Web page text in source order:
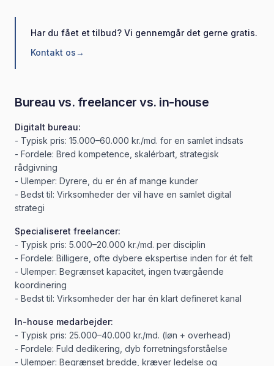
Har du fået et tilbud? Vi gennemgår det gerne gratis.
Kontakt os→
Bureau vs. freelancer vs. in-house
Digitalt bureau:
- Typisk pris: 15.000–60.000 kr./md. for en samlet indsats
- Fordele: Bred kompetence, skalérbart, strategisk
rådgivning
- Ulemper: Dyrere, du er én af mange kunder
- Bedst til: Virksomheder der vil have en samlet digital
strategi
Specialiseret freelancer:
- Typisk pris: 5.000–20.000 kr./md. per disciplin
- Fordele: Billigere, ofte dybere ekspertise inden for ét felt
- Ulemper: Begrænset kapacitet, ingen tværgående
koordinering
- Bedst til: Virksomheder der har én klart defineret kanal
In-house medarbejder:
- Typisk pris: 25.000–40.000 kr./md. (løn + overhead)
- Fordele: Fuld dedikering, dyb forretningsforståelse
- Ulemper: Begrænset bredde, kræver ledelse og